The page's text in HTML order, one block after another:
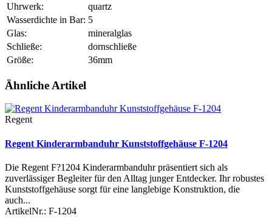
Uhrwerk:
quartz
Wasserdichte in Bar: 5
Glas:
mineralglas
Schließe:
dornschließe
Größe:
36mm
Ähnliche Artikel
Regent
Regent Kinderarmbanduhr Kunststoffgehäuse F-1204
Die Regent F?1204 Kinderarmbanduhr präsentiert sich als
zuverlässiger Begleiter für den Alltag junger Entdecker. Ihr robustes
Kunststoffgehäuse sorgt für eine langlebige Konstruktion, die
auch...
ArtikelNr.: F-1204